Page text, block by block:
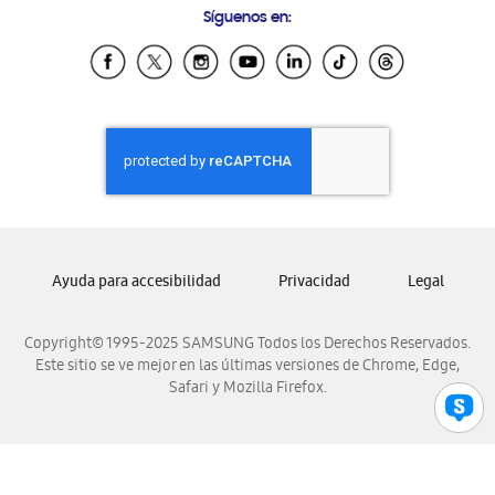
Samsung Ecuador
Samsung El Salvador
Samsung Honduras
Samsung Nicaragua
Samsung Panamá
Samsung Venezuela
Síguenos en:
Copyright© 1995-2025 SAMSUNG Todos los Derechos Reservados.
Este sitio se ve mejor en las últimas versiones de Chrome, Edge,
Safari y Mozilla Firefox.
Ayuda para accesibilidad Privacidad Legal